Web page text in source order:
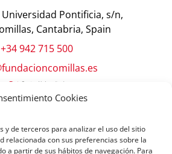
Cookies
y de terceros para analizar el uso del sitio
relacionada con sus preferencias sobre la
a partir de sus hábitos de navegación. Para
Universidad Pontificia, s/n,
Cantabria, Spain
+34 942 715 500